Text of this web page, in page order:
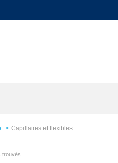
Capillaires et flexibles
trouvés